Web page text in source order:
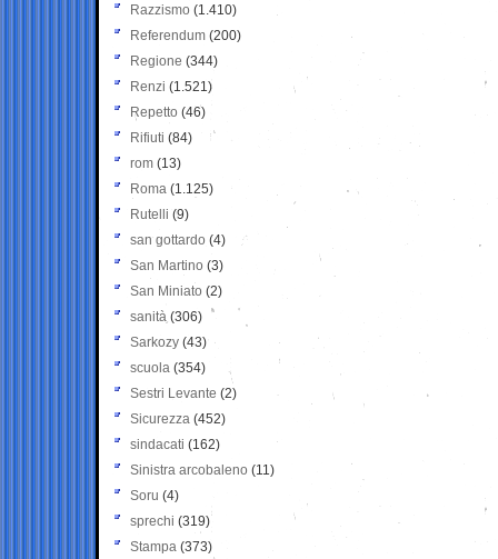
Razzismo (1.410)
Referendum (200)
Regione (344)
Renzi (1.521)
Repetto (46)
Rifiuti (84)
rom (13)
Roma (1.125)
Rutelli (9)
san gottardo (4)
San Martino (3)
San Miniato (2)
sanità (306)
Sarkozy (43)
scuola (354)
Sestri Levante (2)
Sicurezza (452)
sindacati (162)
Sinistra arcobaleno (11)
Soru (4)
sprechi (319)
Stampa (373)